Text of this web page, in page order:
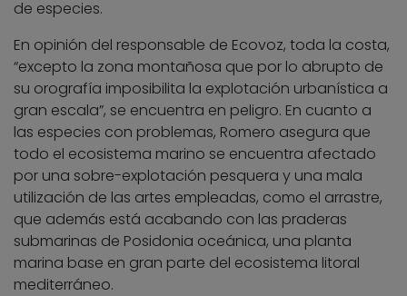
de especies.
En opinión del responsable de Ecovoz, toda la costa,
“excepto la zona montañosa que por lo abrupto de
su orografía imposibilita la explotación urbanística a
gran escala”, se encuentra en peligro. En cuanto a
las especies con problemas, Romero asegura que
todo el ecosistema marino se encuentra afectado
por una sobre-explotación pesquera y una mala
utilización de las artes empleadas, como el arrastre,
que además está acabando con las praderas
submarinas de Posidonia oceánica, una planta
marina base en gran parte del ecosistema litoral
mediterráneo.